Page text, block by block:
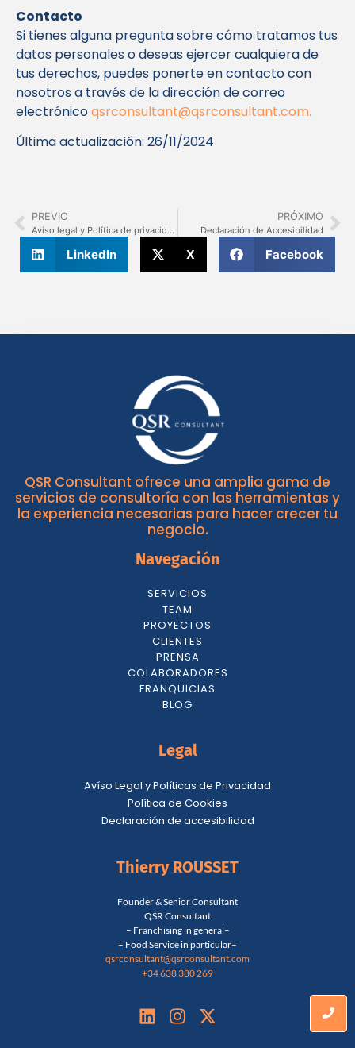
Contacto
Si tienes alguna pregunta sobre cómo tratamos tus
datos personales o deseas ejercer cualquiera de
tus derechos, puedes ponerte en contacto con
nosotros a través de la dirección de correo
electrónicoqsrconsultant@qsrconsultant.com.
Última actualización: 26/11/2024
PREVIO
Aviso legal y Política de privacidad
PRÓXIMO
Declaración de Accesibilidad
LinkedIn X Facebook
QSR Consultant ofrece una amplia gama de
servicios de consultoría con las herramientas y
la experiencia necesarias para hacer crecer tu
negocio.
Navegación
SERVICIOS
TEAM
PROYECTOS
CLIENTES
PRENSA
COLABORADORES
FRANQUICIAS
BLOG
Legal
Avíso Legal y Políticas de Privacidad
Política de Cookies
Declaración de accesibilidad
Thierry ROUSSET
Founder & Senior Consultant
QSR Consultant
– Franchising in general–
– Food Service in particular–
qsrconsultant@qsrconsultant.com
+34 638 380 269